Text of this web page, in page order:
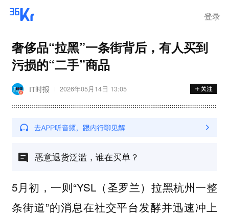
登录
奢侈品“拉黑”一条街背后，有人买到
污损的“二手”商品
IT时报 2026年05月14日 13:05
恶意退货泛滥，谁在买单？
5月初，一则“YSL（圣罗兰）拉黑杭州一整
条街道”的消息在社交平台发酵并迅速冲上